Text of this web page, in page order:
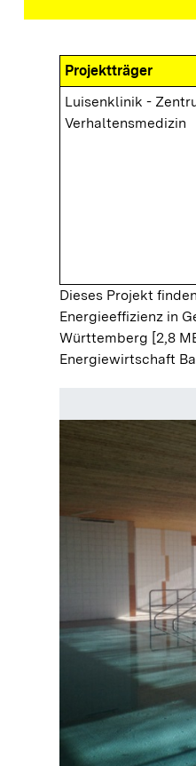
Projektträger
Luisenklinik -
Verhaltensmedizin
Dieses Projekt
Energieeffizienz in
Württemberg [2,8
Energiewirtschaft